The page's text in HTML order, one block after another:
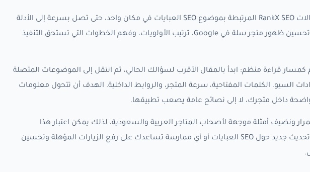
تجمع هذه الصفحة كل مقالات RankX SEO المرتبطة بموضوع SEO العبايات في مكان واحد، حتى تصل بسرعة إلى الأدلة
العملية التي تساعدك على تحسين ظهور متجر سلة في Google، ترتيب الأولويات، وفهم الخطوات التي تستحق التنفيذ
قراءة منظم: ابدأ بالمقال الأقرب لسؤالك الحالي، ثم انتقل إلى الموضوعات المتصلة
السيو، الكلمات المفتاحية، سرعة المتجر، والروابط الداخلية. الهدف أن تتحول معلومات
ونضيف أمثلة موجهة لأصحاب المتاجر العربية والسعودية، لذلك يمكن اعتبار هذا
الأرشيف نقطة متابعة لأي تحديث جديد حول SEO العبايات أو أي ممارسة تساعدك على رفع الزيارات المؤهلة وتحسين